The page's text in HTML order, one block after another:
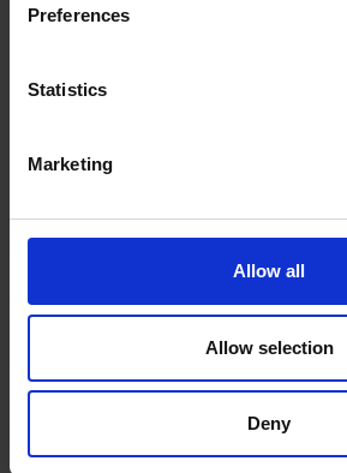
Preferences
Statistics
Marketing
Allow all
Allow selection
Deny
de strategische
ondernemers en